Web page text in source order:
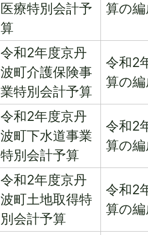
医療特別会計予
算
算の
令和2年度京丹
波町介護保険事
業特別会計予算
令和2
算の
令和2年度京丹
波町下水道事業
特別会計予算
令和2
算の
令和2年度京丹
波町土地取得特
別会計予算
令和2
算の